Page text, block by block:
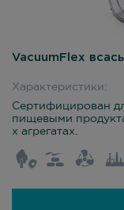
VacuumFlex
Характеристики:
Сертифицирован
пищевыми
х агрегатах.